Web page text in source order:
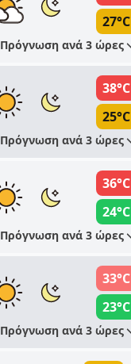
27°C
Πρόγνωση ανά 3 ώρες
38°C
25°C
Πρόγνωση ανά 3 ώρες
36°C
24°C
Πρόγνωση ανά 3 ώρες
33°C
23°C
Πρόγνωση ανά 3 ώρες